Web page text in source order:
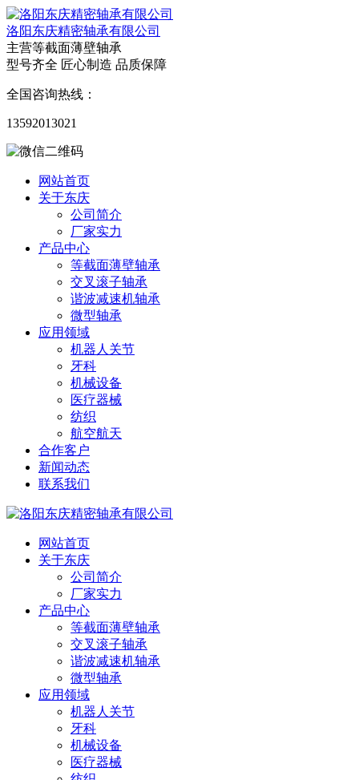
洛阳东庆精密轴承有限公司
主营等截面薄壁轴承
型号齐全 匠心制造 品质保障
全国咨询热线：
13592013021
网站首页
关于东庆
公司简介
厂家实力
产品中心
等截面薄壁轴承
交叉滚子轴承
谐波减速机轴承
微型轴承
应用领域
机器人关节
牙科
机械设备
医疗器械
纺织
航空航天
合作客户
新闻动态
联系我们
网站首页
关于东庆
公司简介
厂家实力
产品中心
等截面薄壁轴承
交叉滚子轴承
谐波减速机轴承
微型轴承
应用领域
机器人关节
牙科
机械设备
医疗器械